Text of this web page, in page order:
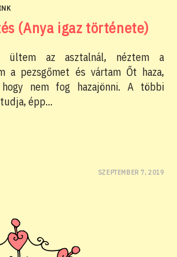
(Anya igaz története)
ültem az asztalnál, néztem a
a pezsgőmet és vártam Őt haza,
nem fog hazajönni. A többi
tudja, épp…
SZEPTEMBER 7, 2019